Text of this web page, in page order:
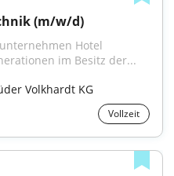
(m/w/d)
Hotel
im Besitz der...
Volkhardt KG
Vollzeit